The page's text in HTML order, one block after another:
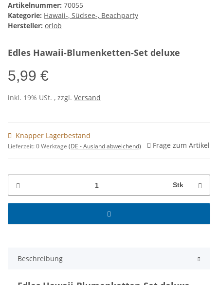
Artikelnummer: 70055
Kategorie: Hawaii-, Südsee-, Beachparty
Hersteller: orlob
Edles Hawaii-Blumenketten-Set deluxe
5,99 €
inkl. 19% USt. , zzgl. Versand
Knapper Lagerbestand
Lieferzeit:0 Werktage (DE - Ausland abweichend) Frage zum Artikel
Stk
Beschreibung